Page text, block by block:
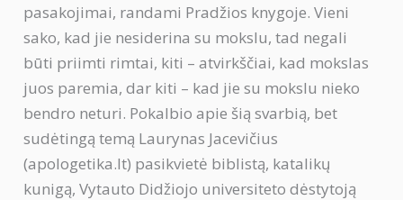
pasakojimai, randami Pradžios knygoje. Vieni
sako, kad jie nesiderina su mokslu, tad negali
būti priimti rimtai, kiti – atvirkščiai, kad mokslas
juos paremia, dar kiti – kad jie su mokslu nieko
bendro neturi. Pokalbio apie šią svarbią, bet
sudėtingą temą Laurynas Jacevičius
(apologetika.lt) pasikvietė biblistą, katalikų
kunigą, Vytauto Didžiojo universiteto dėstytoją